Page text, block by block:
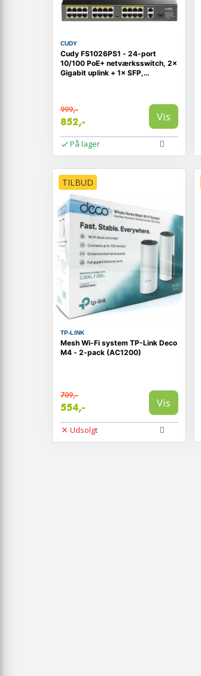
CUDY
Cudy FS1026PS1 - 24-port
10/100 PoE+ netværksswitch, 2×
Gigabit uplink + 1× SFP,
999,-
852,- Vis
På lager
TILBUD
TP-LINK
Mesh Wi-Fi system TP-Link Deco
M4 - 2-pack (AC1200)
709,-
554,- Vis
Udsolgt